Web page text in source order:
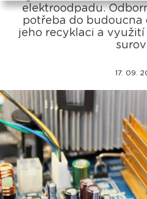
elektroodpadu.
potřeba do budoucna
jeho recyklaci a
17. 09.